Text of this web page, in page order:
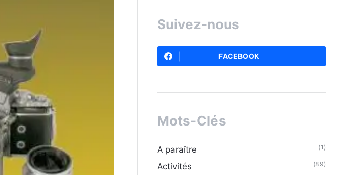
Suivez-nous
FACEBOOK
Mots-Clés
A paraître (1)
Activités (89)